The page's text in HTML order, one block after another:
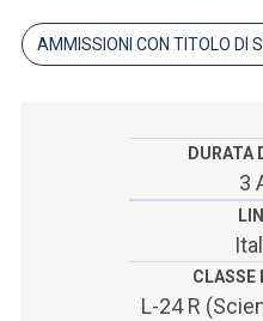
SEI UN DOCENTE O UN MEMBRO
AMMISSIONI CON TITOLO DI
DURATA
3
CLASSE
L-24 R